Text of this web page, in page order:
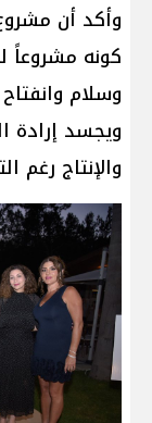
كونه مشروعاً
وسلام
ويجسد إرادة
والإنتاج رغم